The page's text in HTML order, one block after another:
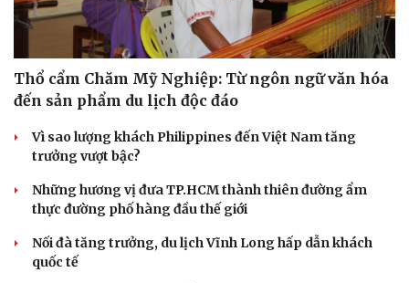
Thổ cẩm Chăm Mỹ Nghiệp: Từ ngôn ngữ văn hóa
đến sản phẩm du lịch độc đáo
Vì sao lượng khách Philippines đến Việt Nam tăng
trưởng vượt bậc?
Những hương vị đưa TP.HCM thành thiên đường ẩm
thực đường phố hàng đầu thế giới
Nối đà tăng trưởng, du lịch Vĩnh Long hấp dẫn khách
quốc tế